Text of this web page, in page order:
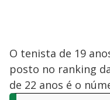
O tenista de 19
posto no ranking
de 22 anos é o